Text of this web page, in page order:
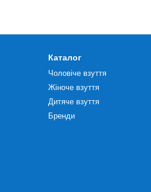
Каталог
Чоловіче взуття
Жіноче взуття
Дитяче взуття
Бренди